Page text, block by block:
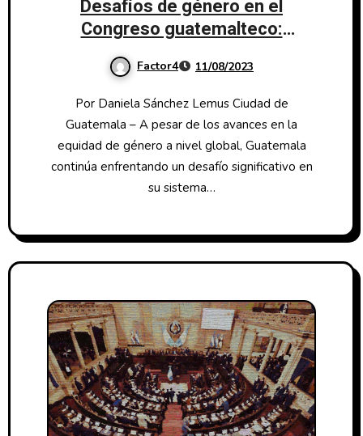
Desafíos de género en el
Congreso guatemalteco:
Mujeres luchan por mayor
representación
Factor4 11/08/2023
Por Daniela Sánchez Lemus Ciudad de
Guatemala – A pesar de los avances en la
equidad de género a nivel global, Guatemala
continúa enfrentando un desafío significativo en
su sistema…